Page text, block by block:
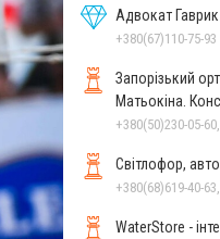
Адвокат Гаврик
+380(67)110-75-93
Запорізький
Матьокіна.
реабілітолога
+380(50)230-05-
Світлофор,
+380(68)619-40-
WaterStore -